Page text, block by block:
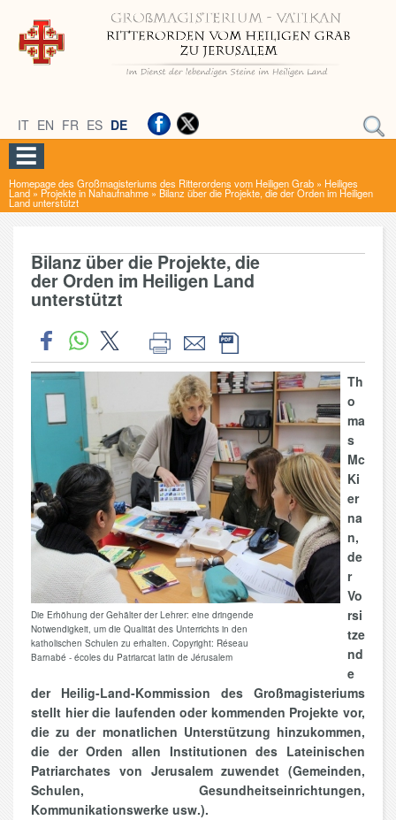
IT EN FR ES DE
Homepage des Großmagisteriums des Ritterordens vom Heiligen Grab » Heiliges
Land » Projekte in Nahaufnahme » Bilanz über die Projekte, die der Orden im Heiligen
Land unterstützt
Bilanz über die Projekte, die
der Orden im Heiligen Land
unterstützt
Die Erhöhung der Gehälter der Lehrer: eine dringende
Notwendigkeit, um die Qualität des Unterrichts in den
katholischen Schulen zu erhalten. Copyright: Réseau
Barnabé - écoles du Patriarcat latin de Jérusalem
Th
o
ma
s
Mc
Ki
er
na
n,
de
r
Vo
rsi
tze
nd
e
der Heilig-Land-Kommission des Großmagisteriums
stellt hier die laufenden oder kommenden Projekte vor,
die zu der monatlichen Unterstützung hinzukommen,
die der Orden allen Institutionen des Lateinischen
Patriarchates von Jerusalem zuwendet (Gemeinden,
Schulen, Gesundheitseinrichtungen,
Kommunikationswerke usw.).